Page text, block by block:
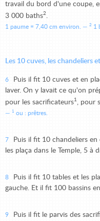
travail du bord d'une coupe,
3 000 baths2.
1 paume = 7,40 cm environ. 2 1
Les 10 cuves, les chandeliers
6
Puis il fit 10 cuves et en
laver. On y lavait ce qu'on
pour les sacrificateurs1 , pour
1 ou : prêtres.
7
Puis il fit 10 chandeliers
les plaça dans le Temple, 5 à
8
Puis il fit 10 tables et les
gauche. Et il fit 100 bassins
9
Puis il fit le parvis des